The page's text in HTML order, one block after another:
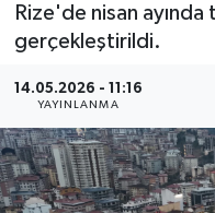
Rize'de nisan
gerçekleştirildi.
14.05.2026 - 11:16
YAYINLANMA
Teknoloji
Sağlık
Tüm Manşetler
Son Dakika
Haber Arşivi